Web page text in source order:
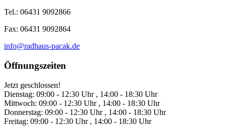
Tel.: 06431 9092866
Fax: 06431 9092864
info@radhaus-pacak.de
Öffnungszeiten
Jetzt geschlossen!
Dienstag: 09:00 - 12:30 Uhr , 14:00 - 18:30 Uhr
Mittwoch: 09:00 - 12:30 Uhr , 14:00 - 18:30 Uhr
Donnerstag: 09:00 - 12:30 Uhr , 14:00 - 18:30 Uhr
Freitag: 09:00 - 12:30 Uhr , 14:00 - 18:30 Uhr